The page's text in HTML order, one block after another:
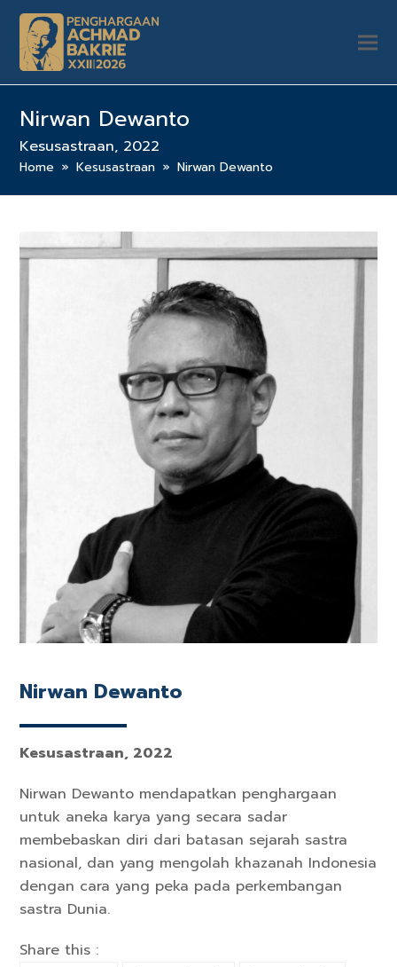
Nirwan Dewanto
Kesusastraan, 2022
Home » Kesusastraan » Nirwan Dewanto
Nirwan Dewanto
Kesusastraan, 2022
Nirwan Dewanto mendapatkan penghargaan
untuk aneka karya yang secara sadar
membebaskan diri dari batasan sejarah sastra
nasional, dan yang mengolah khazanah Indonesia
dengan cara yang peka pada perkembangan
sastra Dunia.
Share this :